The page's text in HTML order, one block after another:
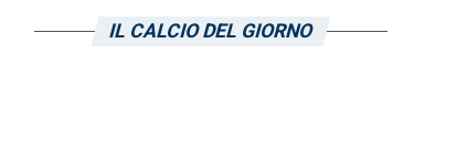
IL CALCIO DEL GIORNO